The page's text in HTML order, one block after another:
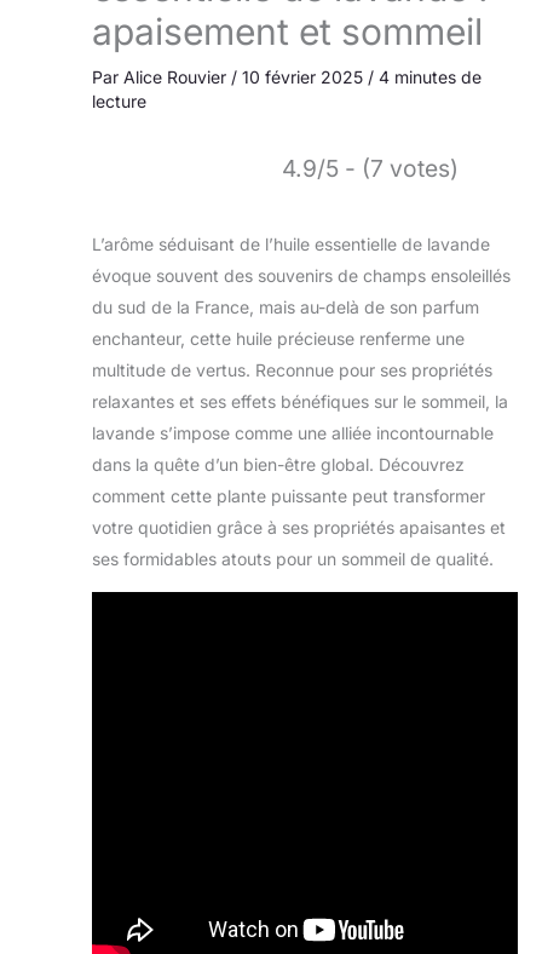
apaisement et sommeil
Par Alice Rouvier / 10 février 2025 / 4 minutes de
lecture
4.9/5 - (7 votes)
L’arôme séduisant de l’huile essentielle de lavande
évoque souvent des souvenirs de champs ensoleillés
du sud de la France, mais au-delà de son parfum
enchanteur, cette huile précieuse renferme une
multitude de vertus. Reconnue pour ses propriétés
relaxantes et ses effets bénéfiques sur le sommeil, la
lavande s’impose comme une alliée incontournable
dans la quête d’un bien-être global. Découvrez
comment cette plante puissante peut transformer
votre quotidien grâce à ses propriétés apaisantes et
ses formidables atouts pour un sommeil de qualité.